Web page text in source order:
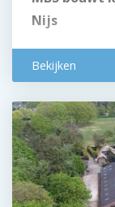
Nijs
Bekijken